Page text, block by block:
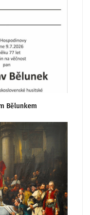
Bělunkem